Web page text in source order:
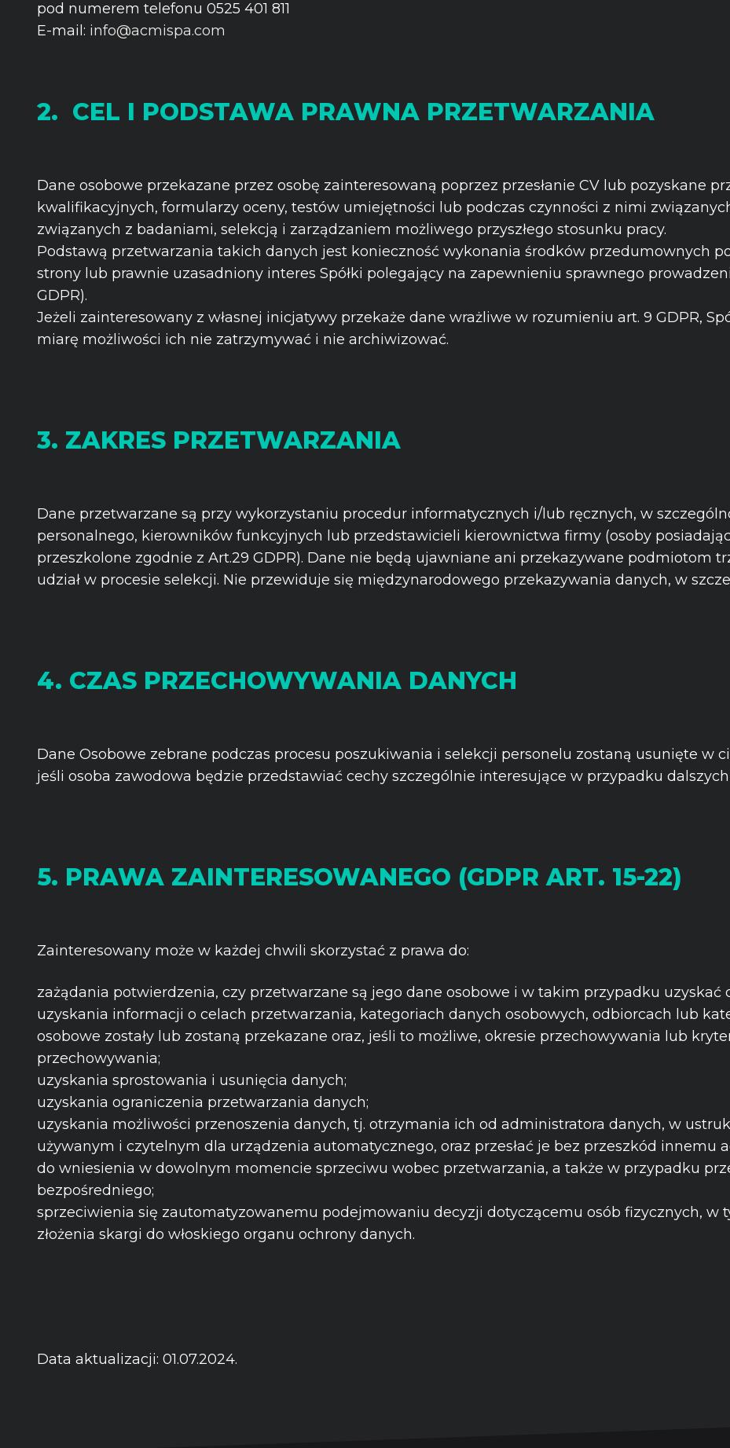
pod numerem telefonu 0525 401 811
E-mail: info@acmispa.com
2. CEL I PODSTAWA PRAWNA PRZETWARZANIA
Dane osobowe przekazane przez osobę zainteresowaną poprzez przesłanie CV lub pozyskane
kwalifikacyjnych, formularzy oceny, testów umiejętności lub podczas czynności z nimi
związanych z badaniami, selekcją i zarządzaniem możliwego przyszłego stosunku pracy.
Podstawą przetwarzania takich danych jest konieczność wykonania środków przedumownych
strony lub prawnie uzasadniony interes Spółki polegający na zapewnieniu sprawnego
GDPR).
Jeżeli zainteresowany z własnej inicjatywy przekaże dane wrażliwe w rozumieniu art. 9 GDPR,
miarę możliwości ich nie zatrzymywać i nie archiwizować.
3. ZAKRES PRZETWARZANIA
Dane przetwarzane są przy wykorzystaniu procedur informatycznych i/lub ręcznych, w
personalnego, kierowników funkcyjnych lub przedstawicieli kierownictwa firmy (osoby
przeszkolone zgodnie z Art.29 GDPR). Dane nie będą ujawniane ani przekazywane podmiotom
udział w procesie selekcji. Nie przewiduje się międzynarodowego przekazywania danych, w
4. CZAS PRZECHOWYWANIA DANYCH
Dane Osobowe zebrane podczas procesu poszukiwania i selekcji personelu zostaną usunięte w
jeśli osoba zawodowa będzie przedstawiać cechy szczególnie interesujące w przypadku
5. PRAWA ZAINTERESOWANEGO (GDPR ART. 15-22)
Zainteresowany może w każdej chwili skorzystać z prawa do:
zażądania potwierdzenia, czy przetwarzane są jego dane osobowe i w takim przypadku uzyskać
uzyskania informacji o celach przetwarzania, kategoriach danych osobowych, odbiorcach lub
osobowe zostały lub zostaną przekazane oraz, jeśli to możliwe, okresie przechowywania lub
przechowywania;
uzyskania sprostowania i usunięcia danych;
uzyskania ograniczenia przetwarzania danych;
uzyskania możliwości przenoszenia danych, tj. otrzymania ich od administratora danych, w
używanym i czytelnym dla urządzenia automatycznego, oraz przesłać je bez przeszkód innemu
do wniesienia w dowolnym momencie sprzeciwu wobec przetwarzania, a także w przypadku
bezpośredniego;
sprzeciwienia się zautomatyzowanemu podejmowaniu decyzji dotyczącemu osób fizycznych, w
złożenia skargi do włoskiego organu ochrony danych.
Data aktualizacji: 01.07.2024.